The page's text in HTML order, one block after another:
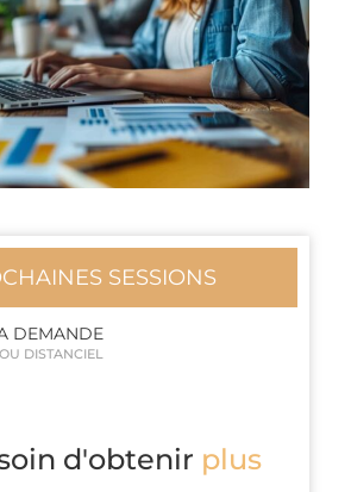
SESSIONS
DEMANDE
DISTANCIEL
d'obtenir plus